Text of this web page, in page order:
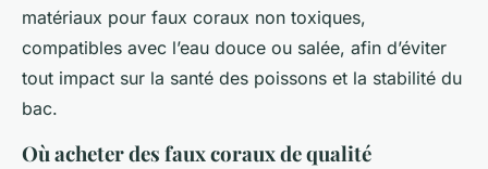
matériaux pour faux coraux non toxiques,
compatibles avec l’eau douce ou salée, afin d’éviter
tout impact sur la santé des poissons et la stabilité du
bac.
Où acheter des faux coraux de qualité